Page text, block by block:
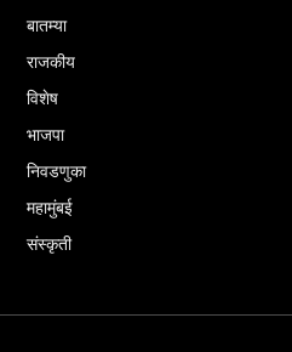
बातम्या
राजकीय
विशेष
भाजपा
निवडणुका
महामुंबई
संस्कृती